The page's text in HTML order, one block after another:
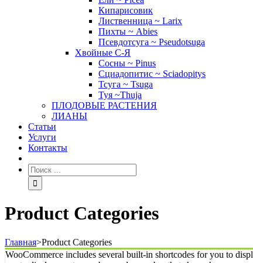
Кипарисовик
Лиственница ~ Larix
Пихты ~ Abies
Псевдотсуга ~ Pseudotsuga
Хвойные С-Я
Сосны ~ Pinus
Сциадопитис ~ Sciadopitys
Тсуга ~ Tsuga
Туя ~Thuja
ПЛОДОВЫЕ РАСТЕНИЯ
ЛИАНЫ
Статьи
Услуги
Контакты
Product Categories
Главная>Product Categories
WooCommerce includes several built-in shortcodes for you to